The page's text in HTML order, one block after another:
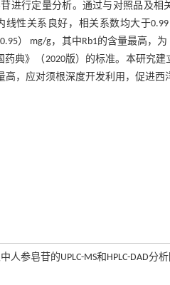
进行定量分析。通过与对照品及
性关系良好，相关系数均大于0.99
） mg/g，其中Rb1的含量最高，
典》（2020版）的标准。本研究
，应对须根深度开发利用，促进西
参皂苷的UPLC-MS和HPLC-DAD分析